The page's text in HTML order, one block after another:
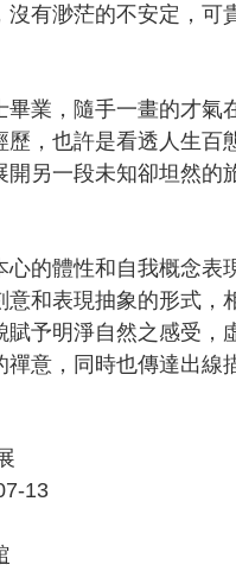
沒有渺茫的不安定，可
畢業，隨手一畫的才氣
歷，也許是看透人生百
另一段未知卻坦然的
的體性和自我概念表
和表現抽象的形式，
予明淨自然之感受，
禪意，同時也傳達出線
13